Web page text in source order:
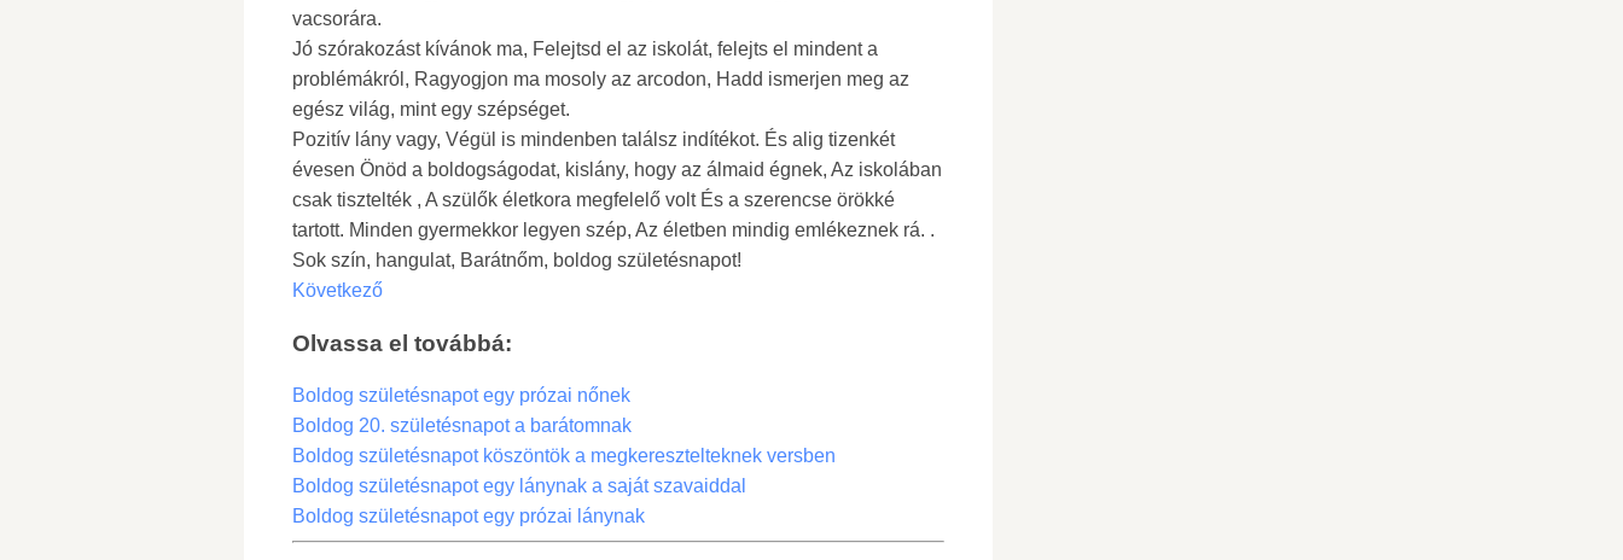
vacsorára.
Jó szórakozást kívánok ma, Felejtsd el az iskolát, felejts el mindent a
problémákról, Ragyogjon ma mosoly az arcodon, Hadd ismerjen meg az
egész világ, mint egy szépséget.
Pozitív lány vagy, Végül is mindenben találsz indítékot. És alig tizenkét
évesen Önöd a boldogságodat, kislány, hogy az álmaid égnek, Az iskolában
csak tisztelték , A szülők életkora megfelelő volt És a szerencse örökké
tartott. Minden gyermekkor legyen szép, Az életben mindig emlékeznek rá. .
Sok szín, hangulat, Barátnőm, boldog születésnapot!
Következő
Olvassa el továbbá:
Boldog születésnapot egy prózai nőnek
Boldog 20. születésnapot a barátomnak
Boldog születésnapot köszöntök a megkeresztelteknek versben
Boldog születésnapot egy lánynak a saját szavaiddal
Boldog születésnapot egy prózai lánynak